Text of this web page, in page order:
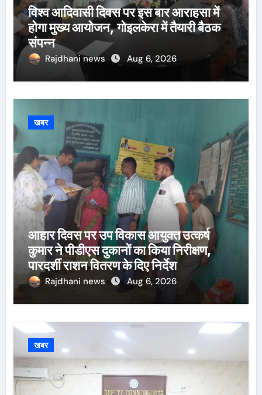
विश्व आदिवासी दिवस पर इस बार आराहसा में
होगा मुख्य आयोजन, गोइलकेरा में तैयारी बैठक
संपन्न
Rajdhani news Aug 6, 2026
खबर
आहार दिवस पर उप विकास आयुक्त उत्कर्ष
कुमार ने पीडीएस दुकानों का किया निरीक्षण,
पारदर्शी राशन वितरण के दिए निर्देश
Rajdhani news Aug 6, 2026
खबर